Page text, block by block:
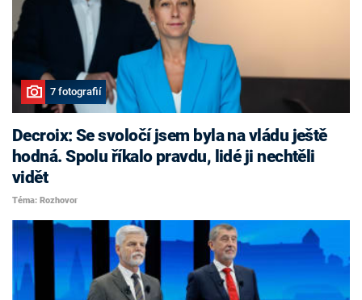
7 fotografií
Decroix: Se svoločí jsem byla na vládu ještě
hodná. Spolu říkalo pravdu, lidé ji nechtěli
vidět
Téma: Rozhovor